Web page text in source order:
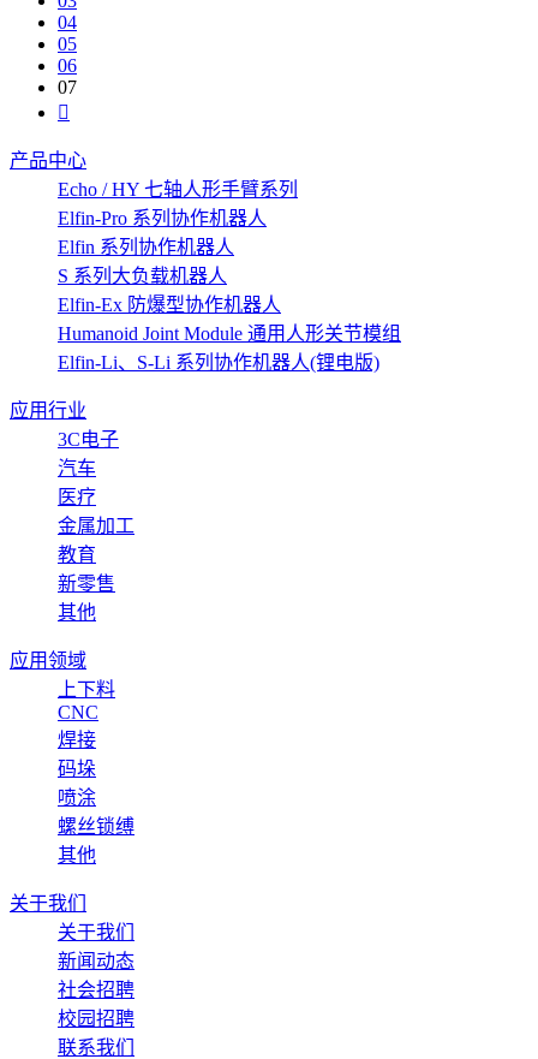
04
05
06
07
产品中心
Echo / HY 七轴人形手臂系列
Elfin-Pro 系列协作机器人
Elfin 系列协作机器人
S 系列大负载机器人
Elfin-Ex 防爆型协作机器人
Humanoid Joint Module 通用人形关节模组
Elfin-Li、S-Li 系列协作机器人(锂电版)
应用行业
3C电子
汽车
医疗
金属加工
教育
新零售
其他
应用领域
上下料
CNC
焊接
码垛
喷涂
螺丝锁缚
其他
关于我们
关于我们
新闻动态
社会招聘
校园招聘
联系我们